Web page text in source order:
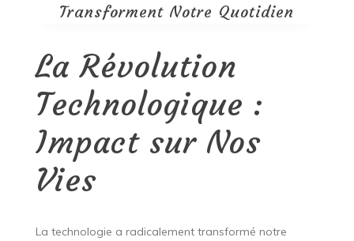
Transforment Notre Quotidien
La Révolution
Technologique :
Impact sur Nos
Vies
La technologie a radicalement transformé notre